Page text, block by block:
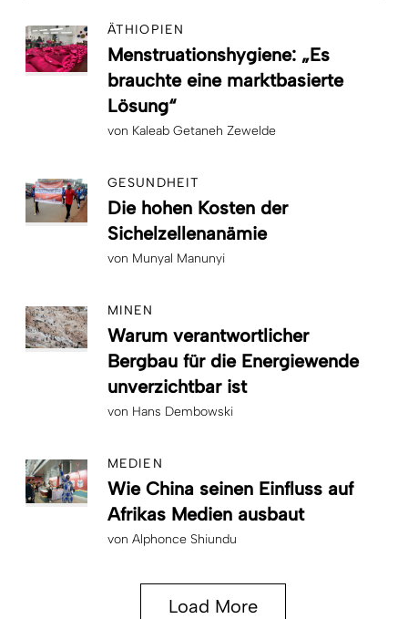
ÄTHIOPIEN
Menstruationshygiene: „Es
brauchte eine marktbasierte
Lösung“
von Kaleab Getaneh Zewelde
GESUNDHEIT
Die hohen Kosten der
Sichelzellenanämie
von Munyal Manunyi
MINEN
Warum verantwortlicher
Bergbau für die Energiewende
unverzichtbar ist
von Hans Dembowski
MEDIEN
Wie China seinen Einfluss auf
Afrikas Medien ausbaut
von Alphonce Shiundu
Load More